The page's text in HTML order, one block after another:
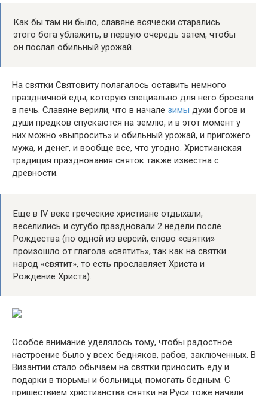
Как бы там ни было, славяне всячески старались
этого бога ублажить, в первую очередь затем, чтобы
он послал обильный урожай.
На святки Святовиту полагалось оставить немного
праздничной еды, которую специально для него бросали
в печь. Славяне верили, что в начале зимы духи богов и
души предков спускаются на землю, и в этот момент у
них можно «выпросить» и обильный урожай, и пригожего
мужа, и денег, и вообще все, что угодно. Христианская
традиция празднования святок также известна с
древности.
Еще в IV веке греческие христиане отдыхали,
веселились и сугубо праздновали 2 недели после
Рождества (по одной из версий, слово «святки»
произошло от глагола «святить», так как на святки
народ «святит», то есть прославляет Христа и
Рождение Христа).
Особое внимание уделялось тому, чтобы радостное
настроение было у всех: бедняков, рабов, заключенных. В
Византии стало обычаем на святки приносить еду и
подарки в тюрьмы и больницы, помогать бедным. С
пришествием христианства святки на Руси тоже начали